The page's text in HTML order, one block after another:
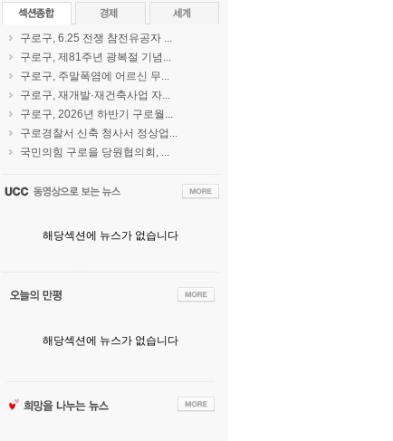
구로구, 6.25 전쟁 참전유공자 ...
구로구, 제81주년 광복절 기념...
구로구, 주말폭염에 어르신 무...
구로구, 재개발·재건축사업 자...
구로구, 2026년 하반기 구로월...
구로경찰서 신축 청사서 정상업...
국민의힘 구로을 당원협의회, ...
해당섹션에 뉴스가 없습니다
해당섹션에 뉴스가 없습니다